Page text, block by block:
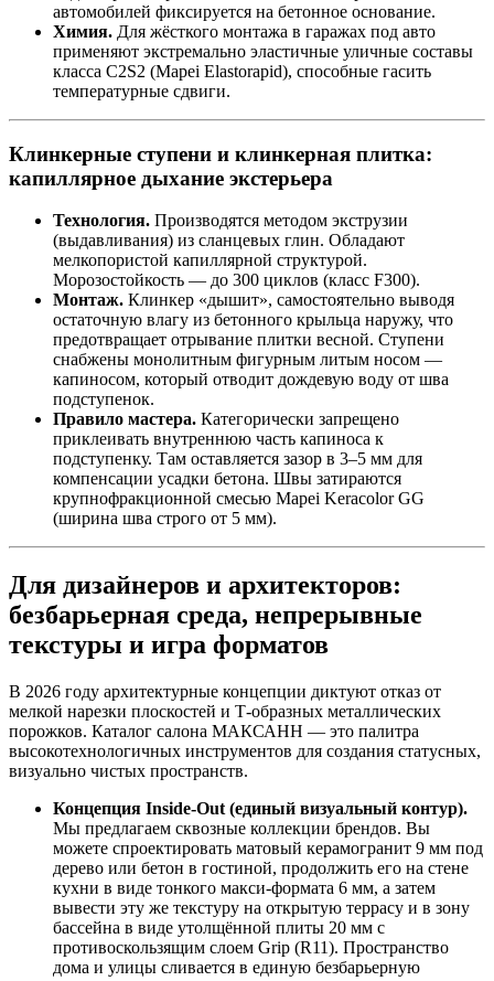
автомобилей фиксируется на бетонное основание.
Химия. Для жёсткого монтажа в гаражах под авто
применяют экстремально эластичные уличные составы
класса C2S2 (Mapei Elastorapid), способные гасить
температурные сдвиги.
Клинкерные ступени и клинкерная плитка:
капиллярное дыхание экстерьера
Технология. Производятся методом экструзии
(выдавливания) из сланцевых глин. Обладают
мелкопористой капиллярной структурой.
Морозостойкость — до 300 циклов (класс F300).
Монтаж. Клинкер «дышит», самостоятельно выводя
остаточную влагу из бетонного крыльца наружу, что
предотвращает отрывание плитки весной. Ступени
снабжены монолитным фигурным литым носом —
капиносом, который отводит дождевую воду от шва
подступенок.
Правило мастера. Категорически запрещено
приклеивать внутреннюю часть капиноса к
подступенку. Там оставляется зазор в 3–5 мм для
компенсации усадки бетона. Швы затираются
крупнофракционной смесью Mapei Keracolor GG
(ширина шва строго от 5 мм).
Для дизайнеров и архитекторов:
безбарьерная среда, непрерывные
текстуры и игра форматов
В 2026 году архитектурные концепции диктуют отказ от
мелкой нарезки плоскостей и Т‑образных металлических
порожков. Каталог салона МАКСАНН — это палитра
высокотехнологичных инструментов для создания статусных,
визуально чистых пространств.
Концепция Inside‑Out (единый визуальный контур).
Мы предлагаем сквозные коллекции брендов. Вы
можете спроектировать матовый керамогранит 9 мм под
дерево или бетон в гостиной, продолжить его на стене
кухни в виде тонкого макси‑формата 6 мм, а затем
вывести эту же текстуру на открытую террасу и в зону
бассейна в виде утолщённой плиты 20 мм с
противоскользящим слоем Grip (R11). Пространство
дома и улицы сливается в единую безбарьерную